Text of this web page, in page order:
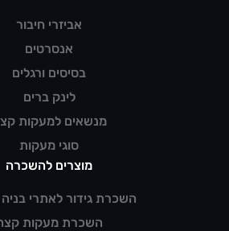
אביזרי חיבור
אנסרטים
בסיסים ורגלים
לינק ברים
מנשאים למעקות
סוגי מעקות
מוצרים להשכרה
השכרת גידור לאתרי בניה
השכרת מעקות